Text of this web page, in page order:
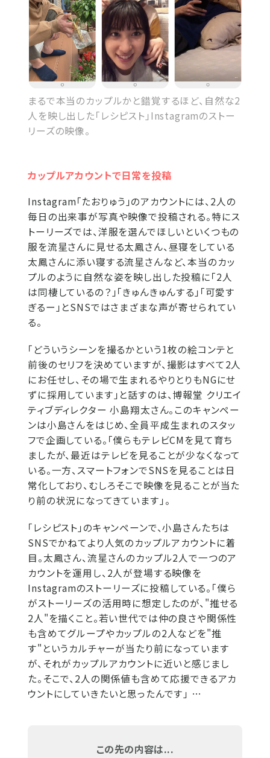
まるで本当のカップルかと錯覚するほど、自然な2
人を映し出した「レシピスト」Instagramのストー
リーズの映像。
カップルアカウントで日常を投稿
Instagram「たおりゅう」のアカウントには、2人の
毎日の出来事が写真や映像で投稿される。特にス
トーリーズでは、洋服を選んでほしいといくつもの
服を流星さんに見せる太鳳さん、昼寝をしている
太鳳さんに添い寝する流星さんなど、本当のカッ
プルのように自然な姿を映し出した投稿に「2人
は同棲しているの？」「きゅんきゅんする」「可愛す
ぎるー」とSNSではさまざまな声が寄せられてい
る。
「どういうシーンを撮るかという1枚の絵コンテと
前後のセリフを決めていますが、撮影はすべて2人
にお任せし、その場で生まれるやりとりもNGにせ
ずに採用しています」と話すのは、博報堂 クリエイ
ティブディレクター 小島翔太さん。このキャンペー
ンは小島さんをはじめ、全員平成生まれのスタッ
フで企画している。「僕らもテレビCMを見て育ち
ましたが、最近はテレビを見ることが少なくなって
いる。一方、スマートフォンでSNSを見ることは日
常化しており、むしろそこで映像を見ることが当た
り前の状況になってきています」。
「レシピスト」のキャンペーンで、小島さんたちは
SNSでかねてより人気のカップルアカウントに着
目。太鳳さん、流星さんのカップル2人で一つのア
カウントを運用し、2人が登場する映像を
Instagramのストーリーズに投稿している。「僕ら
がストーリーズの活用時に想定したのが、"推せる
2人"を描くこと。若い世代では仲の良さや関係性
も含めてグループやカップルの2人などを"推
す"というカルチャーが当たり前になっています
が、それがカップルアカウントに近いと感じまし
た。そこで、2人の関係値も含めて応援できるアカ
ウントにしていきたいと思ったんです」 …
この先の内容は...